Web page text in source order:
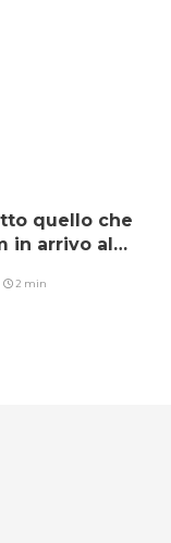
quello che
in arrivo al
2 min